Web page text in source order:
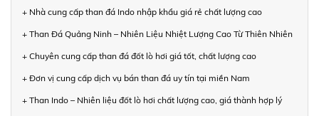
+ Nhà cung cấp than đá Indo nhập khẩu giá rẻ chất lượng cao
+ Than Đá Quảng Ninh – Nhiên Liệu Nhiệt Lượng Cao Từ Thiên Nhiên
+ Chuyên cung cấp than đá đốt lò hơi giá tốt, chất lượng cao
+ Đơn vị cung cấp dịch vụ bán than đá uy tín tại miền Nam
+ Than Indo – Nhiên liệu đốt lò hơi chất lượng cao, giá thành hợp lý